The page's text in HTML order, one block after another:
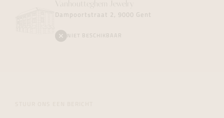
Vanhoutteghem Jewelry
Dampoortstraat 2, 9000 Gent
NIET BESCHIKBAAR